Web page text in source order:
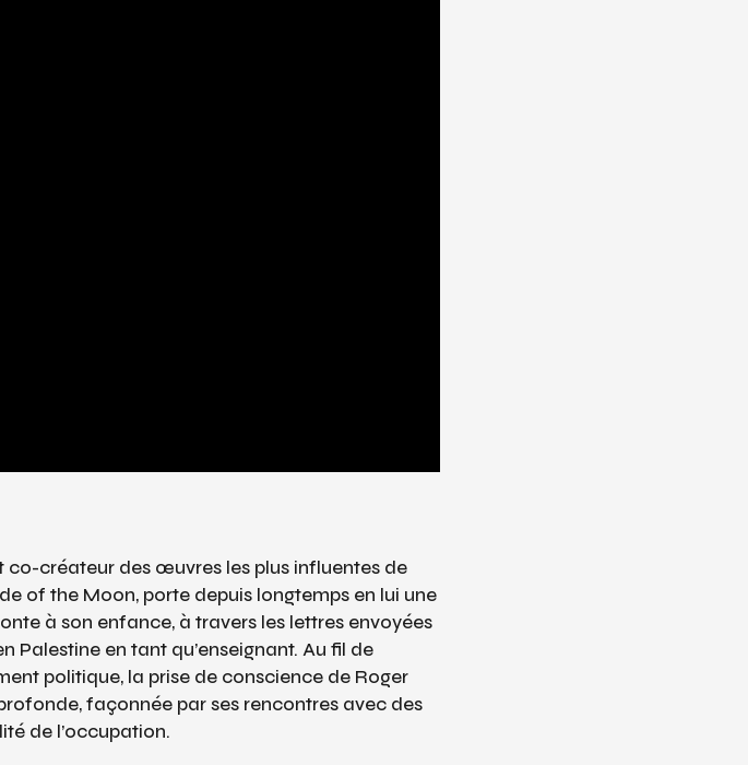
co-créateur des œuvres les plus influentes de
of the Moon, porte depuis longtemps en lui une
à son enfance, à travers les lettres envoyées
Palestine en tant qu’enseignant. Au fil de
politique, la prise de conscience de Roger
façonnée par ses rencontres avec des
de l’occupation.